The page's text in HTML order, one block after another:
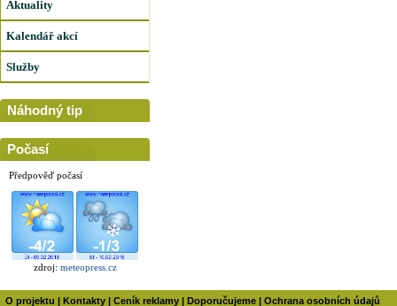
Aktuality
Kalendář akcí
Služby
Náhodný tip
Počasí
Předpověď počasí
zdroj: meteopress.cz
O projektu Kontakty Ceník reklamy Doporučujeme
Ochrana osobních údajů